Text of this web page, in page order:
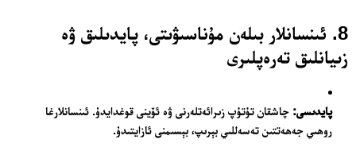
8. ئىنسانلار بىلەن مۇناسىۋىتى، پايدىلىق ۋە
زىيانلىق تەرەپلىرى
پايدىسى: چاشقان تۇتۇپ زىرائەتلەرنى ۋە ئۆينى قوغدايدۇ. ئىنسانلارغا
روھىي جەھەتتىن تەسەللىي بېرىپ، بېسىمنى ئازايتىدۇ.